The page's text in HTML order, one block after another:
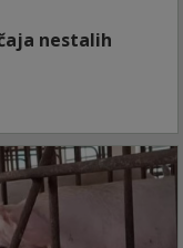
nestalih